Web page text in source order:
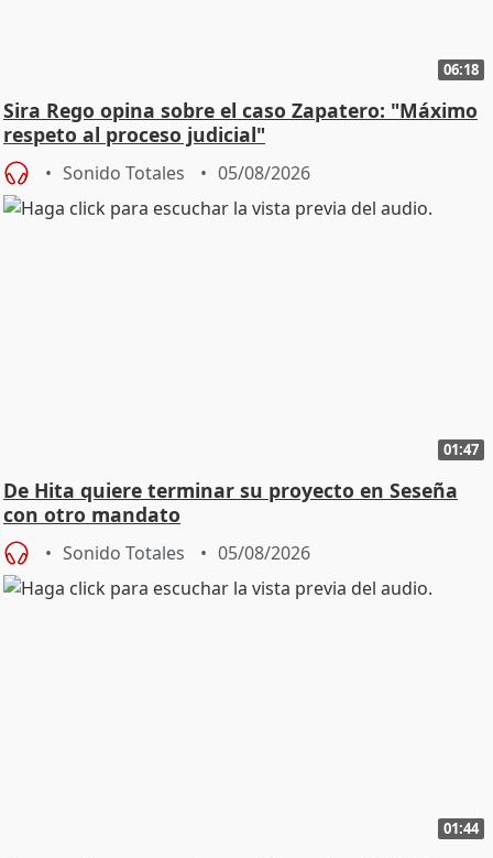
06:18
Sira Rego opina sobre el caso Zapatero: "Máximo
respeto al proceso judicial"
Sonido Totales 05/08/2026
01:47
De Hita quiere terminar su proyecto en Seseña
con otro mandato
Sonido Totales 05/08/2026
01:44